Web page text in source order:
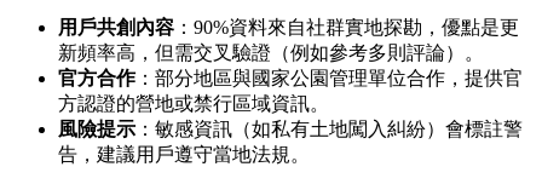
用戶共創內容 ：90%資料來自社群實地探勘，優點是更
新頻率高，但需交叉驗證（例如參考多則評論）。
官方合作：部分地區與國家公園管理單位合作，提供官
方認證的營地或禁行區域資訊。
風險提示 ：敏感資訊（如私有土地闖入糾紛）會標註警
告，建議用戶遵守當地法規。